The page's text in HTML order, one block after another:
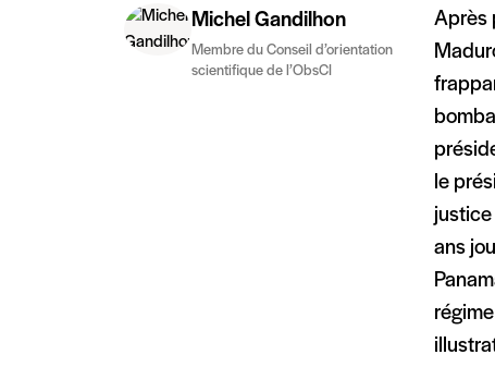
Michel Gandilhon
Membre du Conseil d’orientation
scientifique de l’ObsCI
Après
le
justice
ans